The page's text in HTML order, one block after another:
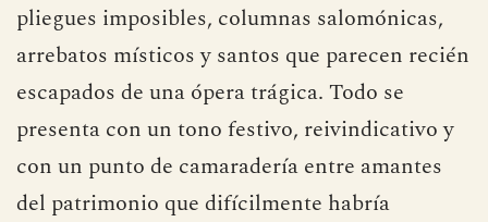
pliegues imposibles, columnas salomónicas,
arrebatos místicos y santos que parecen recién
escapados de una ópera trágica. Todo se
presenta con un tono festivo, reivindicativo y
con un punto de camaradería entre amantes
del patrimonio que difícilmente habría